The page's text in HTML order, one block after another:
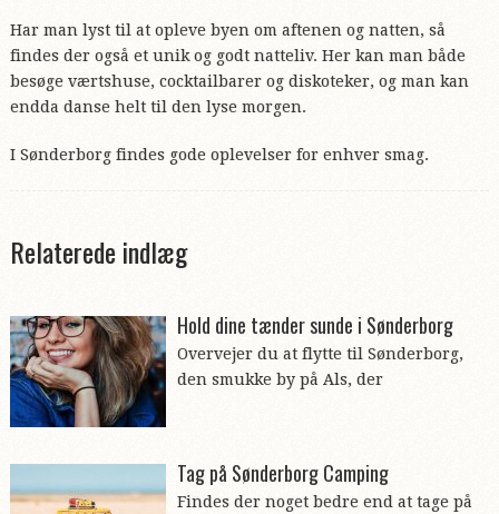
Har man lyst til at opleve byen om aftenen og natten, så
findes der også et unik og godt natteliv. Her kan man både
besøge værtshuse, cocktailbarer og diskoteker, og man kan
endda danse helt til den lyse morgen.
I Sønderborg findes gode oplevelser for enhver smag.
Hold dine tænder sunde i Sønderborg
Overvejer du at flytte til Sønderborg,
den smukke by på Als, der
Tag på Sønderborg Camping
Findes der noget bedre end at tage på